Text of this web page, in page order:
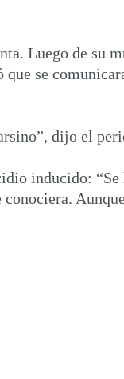
Luego de su
se
dijo el
inducido: “Se